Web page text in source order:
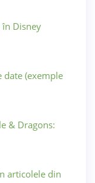
în Disney
date (exemple
& Dragons:
articolele din